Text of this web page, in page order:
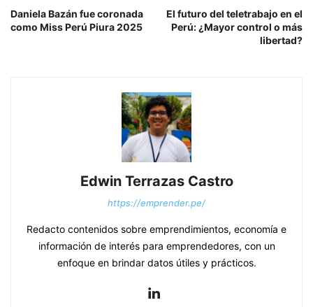
Daniela Bazán fue coronada
como Miss Perú Piura 2025
El futuro del teletrabajo en el
Perú: ¿Mayor control o más
libertad?
Edwin Terrazas Castro
https://emprender.pe/
Redacto contenidos sobre emprendimientos, economía e
información de interés para emprendedores, con un
enfoque en brindar datos útiles y prácticos.